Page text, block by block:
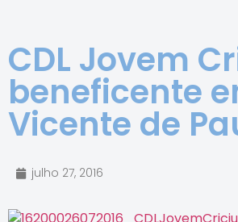
CDL Jovem
beneficente
Vicente de
julho 27, 2016